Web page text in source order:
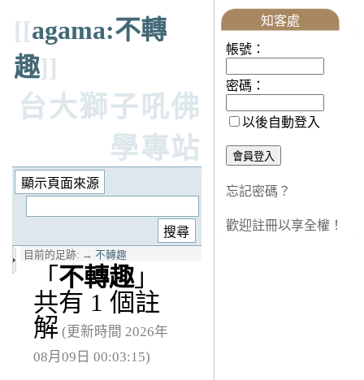
[[agama:不轉
趣]]
台大獅子吼佛
學專站
目前的足跡: → 不轉趣
「 不轉趣」
共有 1 個註
解 (更新時間 2026年
08月09日 00:03:15)
知客處
帳號：
密碼：
以後自動登入
忘記密碼？
歡迎註冊以享全權！